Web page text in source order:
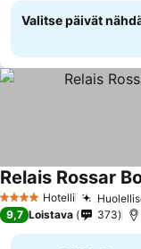
Valitse päivät
4 Tähtiluokitus
Hotelli
Relais Rossar
9,7 Loistava 373